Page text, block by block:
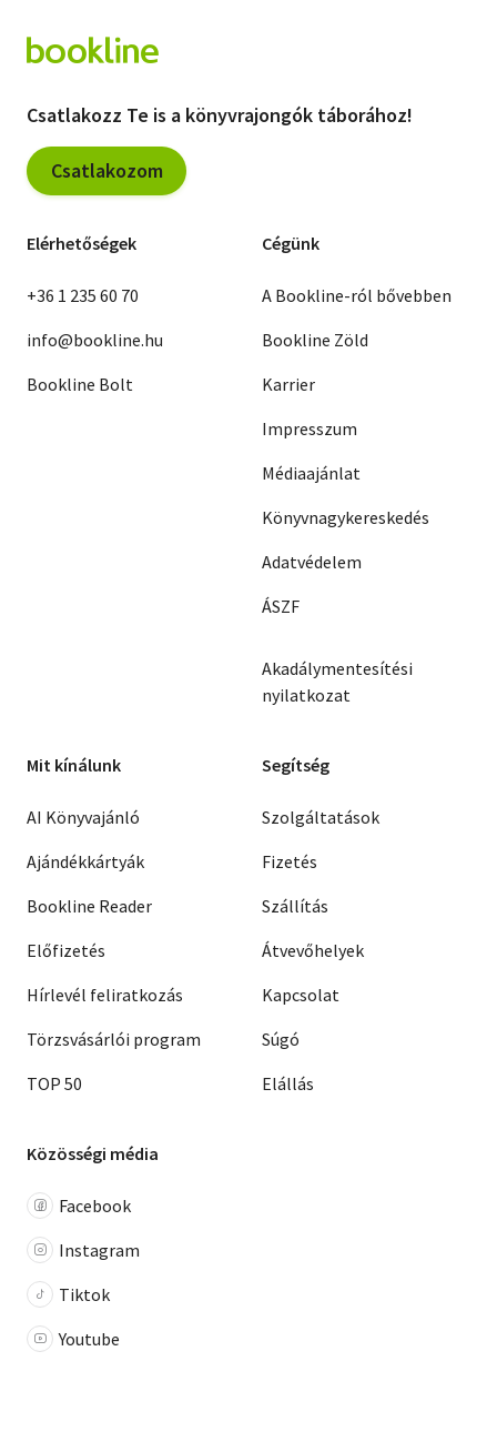
Csatlakozz Te is a könyvrajongók táborához!
Csatlakozom
Elérhetőségek
+36 1 235 60 70
info@bookline.hu
Bookline Bolt
Cégünk
A Bookline-ról bővebben
Bookline Zöld
Karrier
Impresszum
Médiaajánlat
Könyvnagykereskedés
Adatvédelem
ÁSZF
Akadálymentesítési
nyilatkozat
Mit kínálunk
AI Könyvajánló
Ajándékkártyák
Bookline Reader
Előfizetés
Hírlevél feliratkozás
Törzsvásárlói program
TOP 50
Segítség
Szolgáltatások
Fizetés
Szállítás
Átvevőhelyek
Kapcsolat
Súgó
Elállás
Közösségi média
Facebook
Instagram
Tiktok
Youtube